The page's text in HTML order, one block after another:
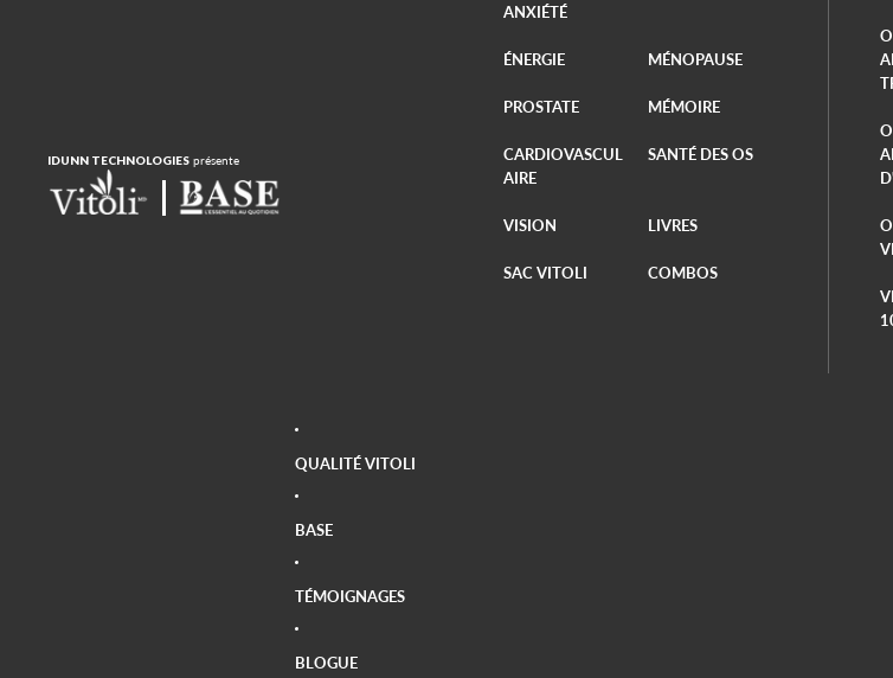
IDUNN TECHNOLOGIES présente
ANXIÉTÉ
ÉNERGIE MÉNOPAUSE
PROSTATE MÉMOIRE
CARDIOVASCUL
AIRE
SANTÉ DES OS
VISION LIVRES
SAC VITOLI COMBOS
QUALITÉ VITOLI
BASE
TÉMOIGNAGES
BLOGUE